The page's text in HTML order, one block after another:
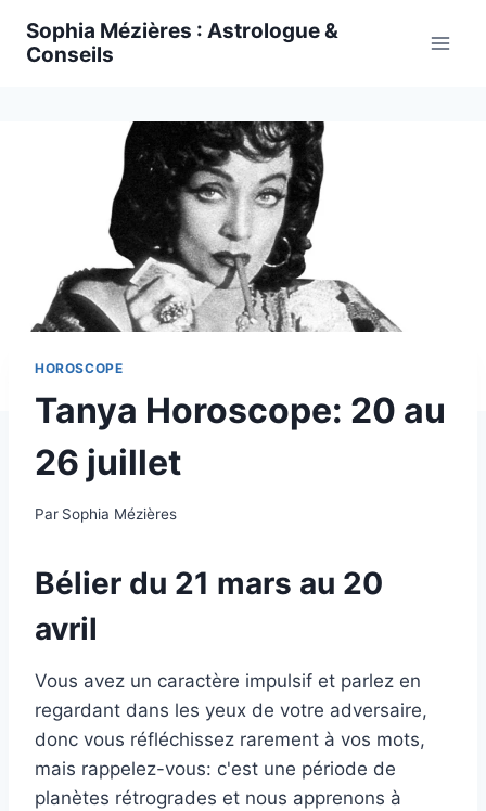
Sophia Mézières : Astrologue &
Conseils
HOROSCOPE
Tanya Horoscope: 20 au
26 juillet
Par Sophia Mézières
Bélier du 21 mars au 20
avril
Vous avez un caractère impulsif et parlez en
regardant dans les yeux de votre adversaire,
donc vous réfléchissez rarement à vos mots,
mais rappelez-vous: c'est une période de
planètes rétrogrades et nous apprenons à